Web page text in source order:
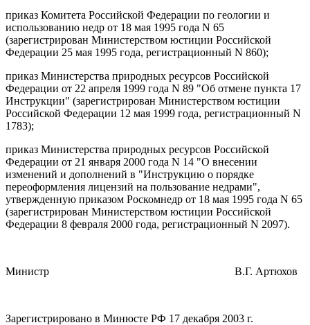
приказ Комитета Российской Федерации по геологии и
использованию недр от 18 мая 1995 года N 65
(зарегистрирован Министерством юстиции Российской
Федерации 25 мая 1995 года, регистрационный N 860);
приказ Министерства природных ресурсов Российской
Федерации от 22 апреля 1999 года N 89 "Об отмене пункта 17
Инструкции" (зарегистрирован Министерством юстиции
Российской Федерации 12 мая 1999 года, регистрационный N
1783);
приказ Министерства природных ресурсов Российской
Федерации от 21 января 2000 года N 14 "О внесении
изменений и дополнений в "Инструкцию о порядке
переоформления лицензий на пользование недрами",
утвержденную приказом Роскомнедр от 18 мая 1995 года N 65
(зарегистрирован Министерством юстиции Российской
Федерации 8 февраля 2000 года, регистрационный N 2097).
Министр В.Г. Артюхов
Зарегистрировано в Минюсте РФ 17 декабря 2003 г.